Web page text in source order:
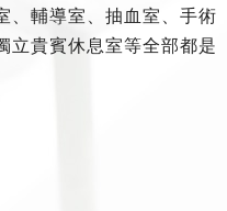
、輔導室、抽血室、手術
立貴賓休息室等全部都是